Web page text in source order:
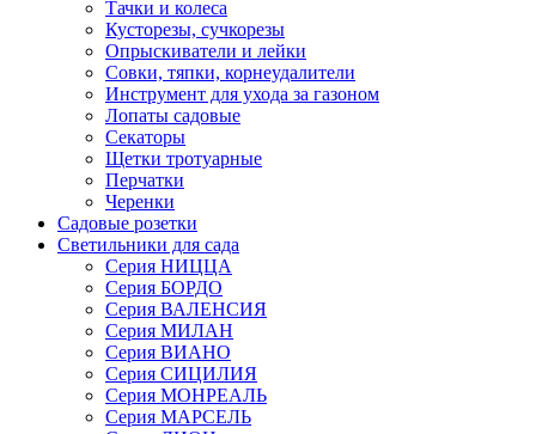
Тачки и колеса
Кусторезы, сучкорезы
Опрыскиватели и лейки
Совки, тяпки, корнеудалители
Инструмент для ухода за газоном
Лопаты садовые
Секаторы
Щетки тротуарные
Перчатки
Черенки
Садовые розетки
Светильники для сада
Серия НИЦЦА
Серия БОРДО
Серия ВАЛЕНСИЯ
Серия МИЛАН
Серия ВИАНО
Серия СИЦИЛИЯ
Серия МОНРЕАЛЬ
Серия МАРСЕЛЬ